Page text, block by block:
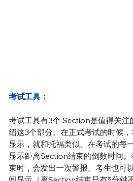
考试工具：
考试工具有3个 Section是值得关注
绍这3个部分。在正式考试的时候
显示，就和托福类似。在考试的每
显示距离Section结束的倒数时间
束时，会发出一次警报。考生也可